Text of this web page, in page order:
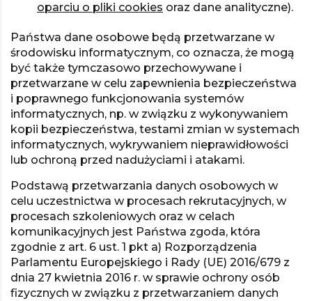
oparciu o pliki cookies oraz dane analityczne).
Państwa dane osobowe będą przetwarzane w
środowisku informatycznym, co oznacza, że mogą
być także tymczasowo przechowywane i
przetwarzane w celu zapewnienia bezpieczeństwa
i poprawnego funkcjonowania systemów
informatycznych, np. w związku z wykonywaniem
kopii bezpieczeństwa, testami zmian w systemach
informatycznych, wykrywaniem nieprawidłowości
lub ochroną przed nadużyciami i atakami.
Podstawą przetwarzania danych osobowych w
celu uczestnictwa w procesach rekrutacyjnych, w
procesach szkoleniowych oraz w celach
komunikacyjnych jest Państwa zgoda, która
zgodnie z art. 6 ust. 1 pkt a) Rozporządzenia
Parlamentu Europejskiego i Rady (UE) 2016/679 z
dnia 27 kwietnia 2016 r. w sprawie ochrony osób
fizycznych w związku z przetwarzaniem danych